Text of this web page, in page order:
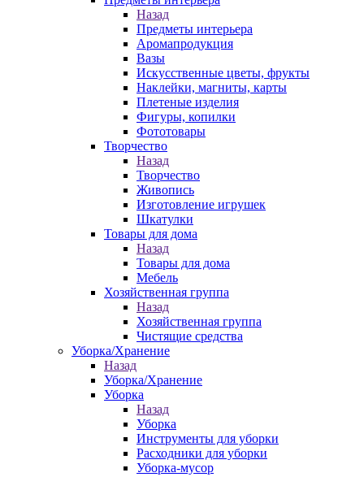
Назад
Предметы интерьера
Аромапродукция
Вазы
Искусственные цветы, фрукты
Наклейки, магниты, карты
Плетеные изделия
Фигуры, копилки
Фототовары
Творчество
Назад
Творчество
Живопись
Изготовление игрушек
Шкатулки
Товары для дома
Назад
Товары для дома
Мебель
Хозяйственная группа
Назад
Хозяйственная группа
Чистящие средства
Уборка/Хранение
Назад
Уборка/Хранение
Уборка
Назад
Уборка
Инструменты для уборки
Расходники для уборки
Уборка-мусор